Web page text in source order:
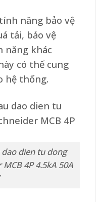
năng bảo vệ
tải, bảo vệ
năng khác
có thể cung
hệ thống.
dien tu dong
4P 4.5kA 50A